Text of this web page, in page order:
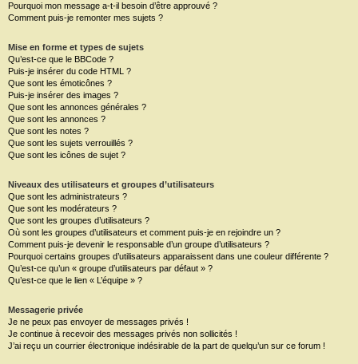
Pourquoi mon message a-t-il besoin d’être approuvé ?
Comment puis-je remonter mes sujets ?
Mise en forme et types de sujets
Qu’est-ce que le BBCode ?
Puis-je insérer du code HTML ?
Que sont les émoticônes ?
Puis-je insérer des images ?
Que sont les annonces générales ?
Que sont les annonces ?
Que sont les notes ?
Que sont les sujets verrouillés ?
Que sont les icônes de sujet ?
Niveaux des utilisateurs et groupes d’utilisateurs
Que sont les administrateurs ?
Que sont les modérateurs ?
Que sont les groupes d’utilisateurs ?
Où sont les groupes d’utilisateurs et comment puis-je en rejoindre un ?
Comment puis-je devenir le responsable d’un groupe d’utilisateurs ?
Pourquoi certains groupes d’utilisateurs apparaissent dans une couleur différente ?
Qu’est-ce qu’un « groupe d’utilisateurs par défaut » ?
Qu’est-ce que le lien « L’équipe » ?
Messagerie privée
Je ne peux pas envoyer de messages privés !
Je continue à recevoir des messages privés non sollicités !
J’ai reçu un courrier électronique indésirable de la part de quelqu’un sur ce forum !